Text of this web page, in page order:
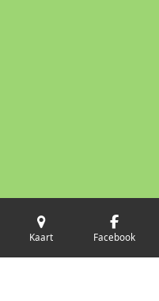
Kaart Facebook